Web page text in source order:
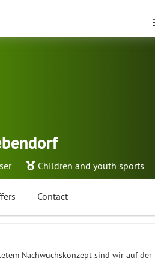
Children and youth sports
Contact
Nachwuchskonzept sind wir auf der